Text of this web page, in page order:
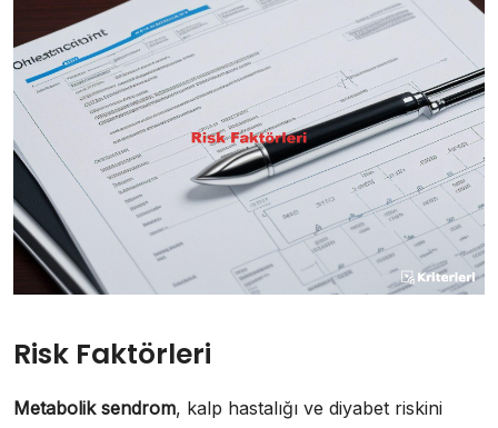
Risk Faktörleri
Metabolik sendrom, kalp hastalığı ve diyabet riskini